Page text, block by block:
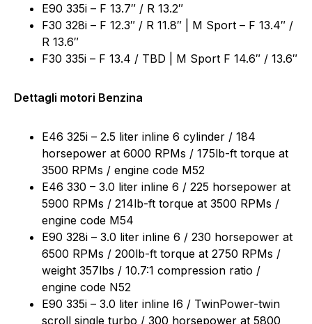
E90 335i – F 13.7″ / R 13.2″
F30 328i – F 12.3″ / R 11.8″ | M Sport – F 13.4″ /
R 13.6″
F30 335i – F 13.4 / TBD | M Sport F 14.6″ / 13.6″
Dettagli motori Benzina
E46 325i – 2.5 liter inline 6 cylinder / 184
horsepower at 6000 RPMs / 175lb-ft torque at
3500 RPMs / engine code M52
E46 330 – 3.0 liter inline 6 / 225 horsepower at
5900 RPMs / 214lb-ft torque at 3500 RPMs /
engine code M54
E90 328i – 3.0 liter inline 6 / 230 horsepower at
6500 RPMs / 200lb-ft torque at 2750 RPMs /
weight 357lbs / 10.7:1 compression ratio /
engine code N52
E90 335i – 3.0 liter inline I6 / TwinPower-twin
scroll single turbo / 300 horsepower at 5800